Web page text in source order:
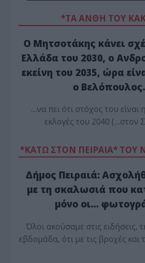
*ΤΑ ΆΝΘΗ ΤΟΥ
Ο Μητσοτάκης κάνει
Ελλάδα του 2030, ο
εκείνη του 2035, ώρα
ο
…να πει ότι στόχος του είναι
εκλογές του 2040 (…στον
*ΚΑΤΩ ΣΤΟΝ ΠΕΙΡΑΙΑ* ΤΟΥ
Δήμος Πειραιά:
με τη σκαλωσιά που
μόνο οι…
Όλοι ακούσαμε στις ειδήσεις,
εβδομάδα, ότι με τις βροχές και